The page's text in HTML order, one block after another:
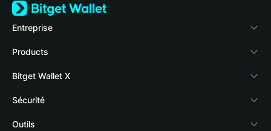
Entreprise
À propos de Bitget Wallet
Blog
Academy
Actualités crypto
Products
Crypto Card
Stablecoin Earn
Payfi Crypto
Bitget Wallet X
Développeurs
Connecter votre portefeuille
Sécurité
Fonds de protection
Outils